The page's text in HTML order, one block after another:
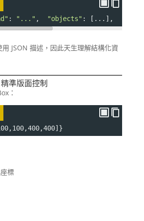
: "..." , "objects" : [...],
JSON 描述，因此天生理解結構化資
準版面控制
：
標